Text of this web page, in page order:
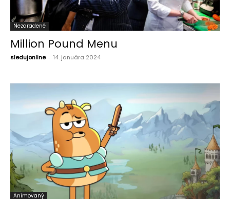
Nezaradené
Million Pound Menu
sledujonline - 14. januára 2024
Animovaný